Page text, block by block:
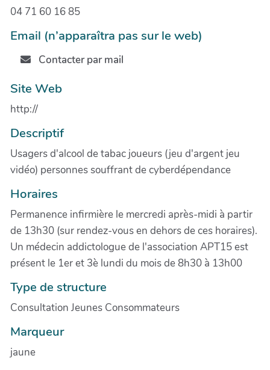
04 71 60 16 85
Email (n’apparaîtra pas sur le web)
Contacter par mail
Site Web
http://
Descriptif
Usagers d'alcool de tabac joueurs (jeu d'argent jeu
vidéo) personnes souffrant de cyberdépendance
Horaires
Permanence infirmière le mercredi après-midi à partir
de 13h30 (sur rendez-vous en dehors de ces horaires).
Un médecin addictologue de l'association APT15 est
présent le 1er et 3è lundi du mois de 8h30 à 13h00
Type de structure
Consultation Jeunes Consommateurs
Marqueur
jaune